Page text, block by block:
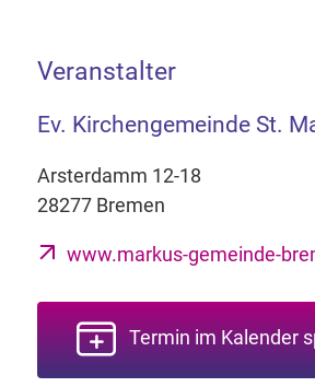
Veranstalter
Ev. Kirchengemeinde St.
Arsterdamm 12-18
28277 Bremen
www.markus-gemeinde-
Termin im Kalender